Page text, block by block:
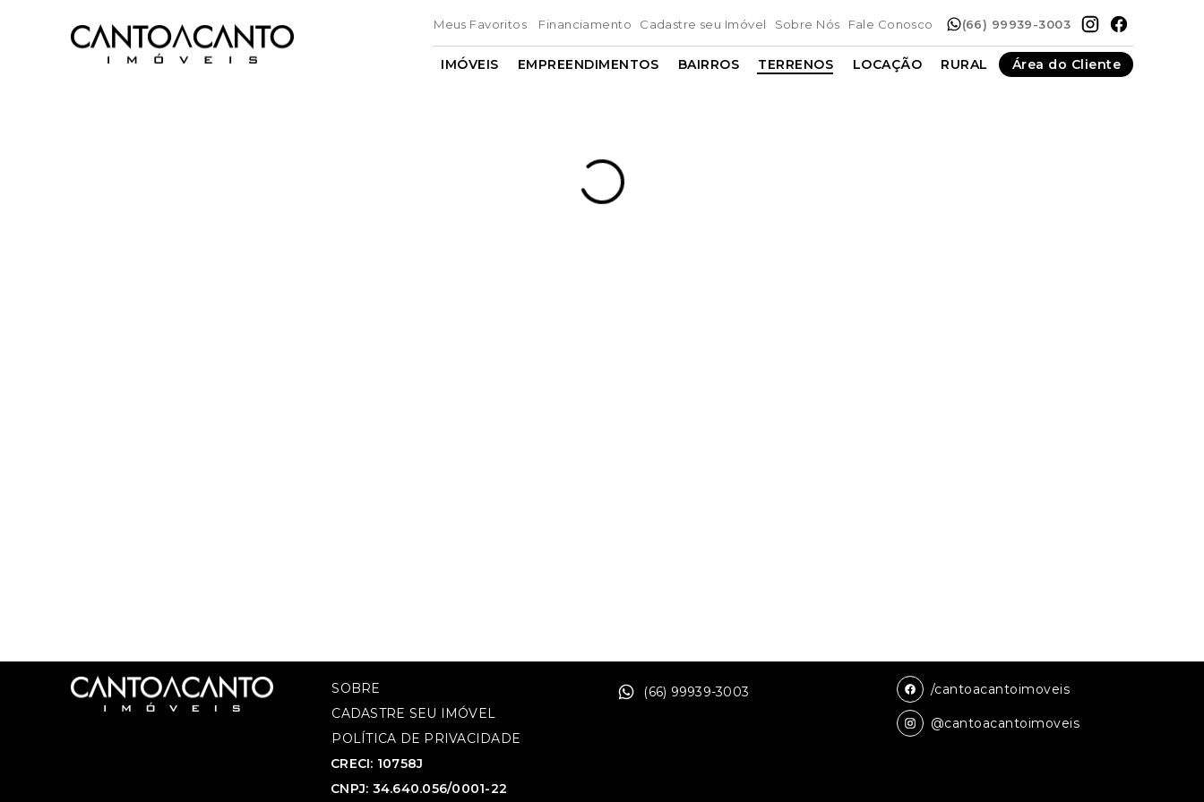
Meus Favoritos Financiamento Cadastre seu Imóvel Sobre Nós Fale Conosco (66) 99939-3003
IMÓVEIS EMPREENDIMENTOS BAIRROS TERRENOS LOCAÇÃO RURAL Área do Cliente
SOBRE
CADASTRE SEU IMÓVEL
POLÍTICA DE PRIVACIDADE
CRECI: 10758J
CNPJ: 34.640.056/0001-22
(66) 99939-3003 /cantoacantoimoveis
@cantoacantoimoveis